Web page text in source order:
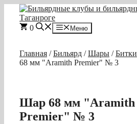
Перейти
содержимому
0 Меню
Главная /Бильярд /Шары /Битки
68 мм "Aramith Premier" № 3
Шар 68 мм "Aramith
Premier" № 3